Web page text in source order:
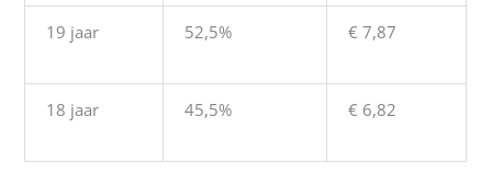
19 jaar 52,5% € 7,87
18 jaar 45,5% € 6,82